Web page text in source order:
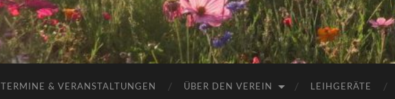
TERMINE & VERANSTALTUNGEN ÜBER DEN VEREIN LEIHGERÄTE